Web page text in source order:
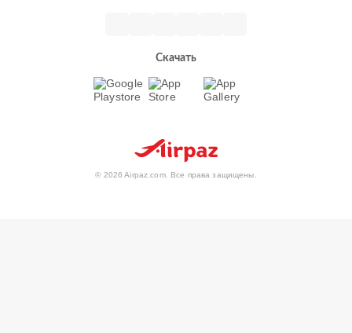
Скачать
© 2026 Airpaz.com. Все права защищены.